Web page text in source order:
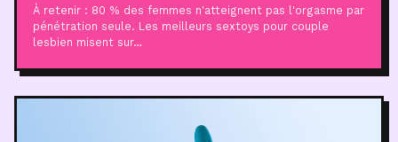
À retenir : 80 % des femmes n'atteignent pas l'orgasme par
pénétration seule. Les meilleurs sextoys pour couple
lesbien misent sur…